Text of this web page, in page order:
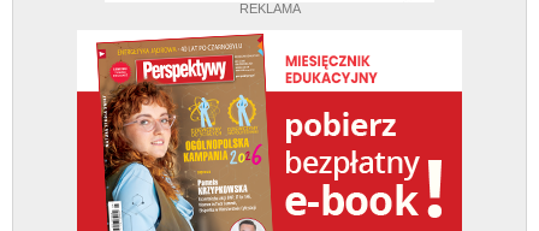
REKLAMA